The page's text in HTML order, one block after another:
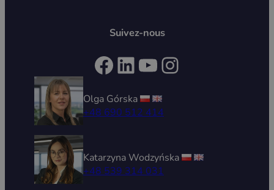
Suivez-nous
Facebook LinkedIn YouTube Instagram
Olga Górska
+48 690 512 414
Katarzyna Wodzyńska
+48 539 314 031